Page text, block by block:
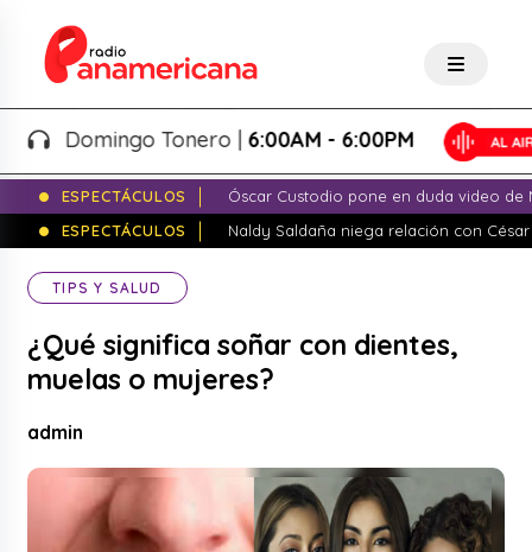
Domingo Tonero |6:00AM - 6:00PM
ESPECTÁCULOS
Óscar Custodio pone en duda video de
ESPECTÁCULOS
Naldy Saldaña niega relación con
TIPS Y SALUD
¿Qué significa soñar con dientes,
muelas o mujeres?
admin